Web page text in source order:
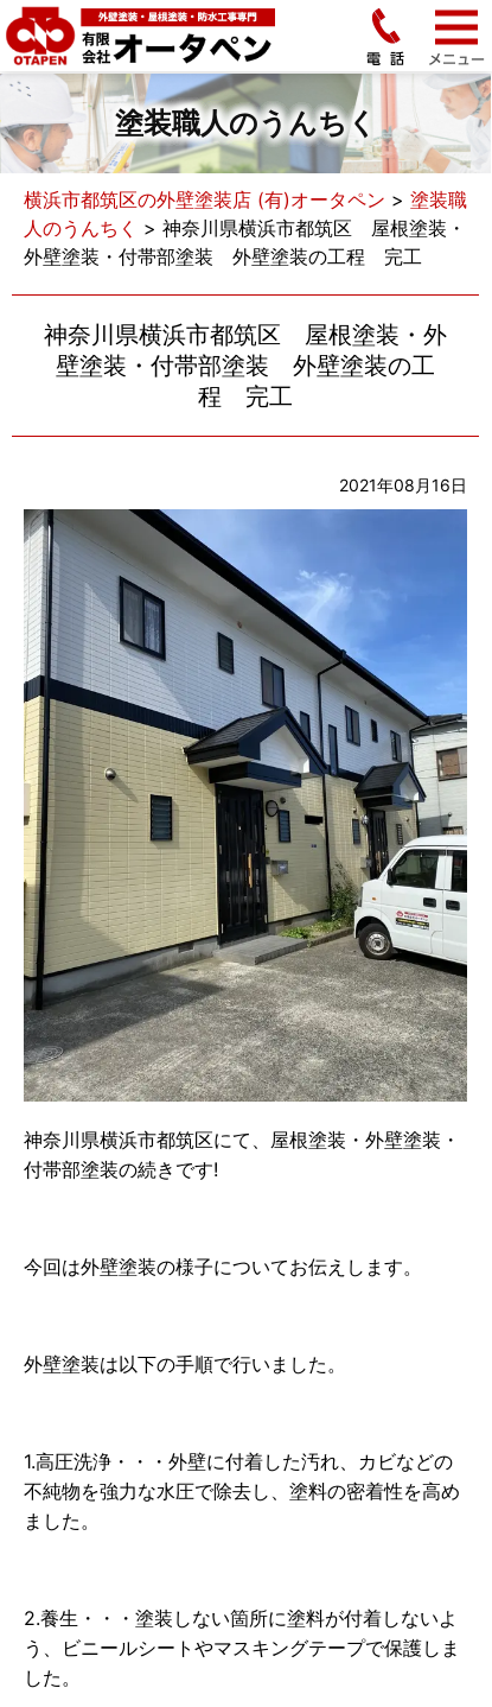
塗装職人のうんちく
横浜市都筑区の外壁塗装店 (有)オータペン > 塗装職
人のうんちく > 神奈川県横浜市都筑区 屋根塗装・
外壁塗装・付帯部塗装 外壁塗装の工程 完工
神奈川県横浜市都筑区 屋根塗装・外
壁塗装・付帯部塗装 外壁塗装の工
程 完工
2021年08月16日
神奈川県横浜市都筑区にて、屋根塗装・外壁塗装・
付帯部塗装の続きです!
今回は外壁塗装の様子についてお伝えします。
外壁塗装は以下の手順で行いました。
1.高圧洗浄・・・外壁に付着した汚れ、カビなどの
不純物を強力な水圧で除去し、塗料の密着性を高め
ました。
2.養生・・・塗装しない箇所に塗料が付着しないよ
う、ビニールシートやマスキングテープで保護しま
した。